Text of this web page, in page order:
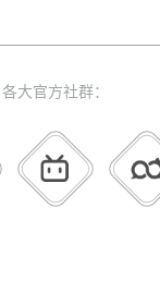
大官方社群：